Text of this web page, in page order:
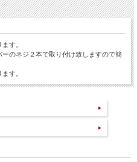
す。
のネジ２本で取り付け致しますので簡
す。